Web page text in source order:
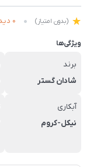
(بدون امتیاز) 0 دیدگاه
ویژگی‌ها
برند
شادان گستر
آبکاری
نیکل-کروم